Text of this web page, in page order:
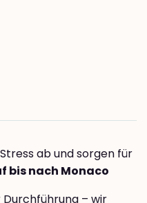
ab und sorgen für
bis nach Monaco
– wir